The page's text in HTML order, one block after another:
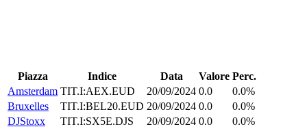
Piazza Indice Data Valore Perc.
Amsterdam TIT.I:AEX.EUD 20/09/2024 0.0
0.0%
Bruxelles
TIT.I:BEL20.EUD 20/09/2024 0.0
0.0%
DJStoxx
TIT.I:SX5E.DJS 20/09/2024 0.0
0.0%